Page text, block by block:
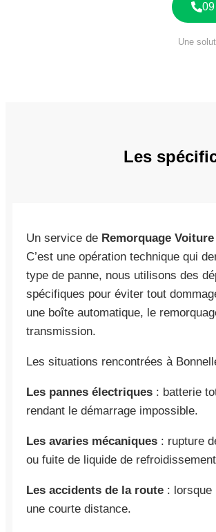
Une
Les
Un service de Remorquage Voiture
C’est une opération technique qui
type de panne, nous utilisons des
spécifiques pour éviter tout
une boîte automatique, le
transmission.
Les situations rencontrées à
Les pannes électriques : batterie
rendant le démarrage impossible.
Les avaries mécaniques : rupture
ou fuite de liquide de
Les accidents de la route : lorsque
une courte distance.